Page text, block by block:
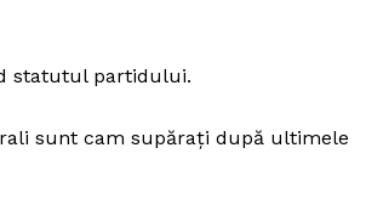
statutul partidului.
sunt cam supărați după ultimele